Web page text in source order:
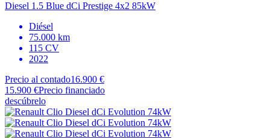
Diesel 1.5 Blue dCi Prestige 4x2 85kW
Diésel
75.000 km
115 CV
2022
Precio al contado16.900 €
15.900 €Precio financiado
descúbrelo